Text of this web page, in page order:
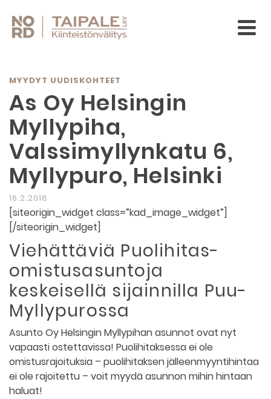
MYYDYT UUDISKOHTEET
As Oy Helsingin
Myllypiha,
Valssimyllynkatu 6,
Myllypuro, Helsinki
16.2.2018
[siteorigin_widget class=”kad_image_widget”]
[/siteorigin_widget]
Viehättäviä Puolihitas-
omistusasuntoja
keskeisellä sijainnilla Puu-
Myllypurossa
Asunto Oy Helsingin Myllypihan asunnot ovat nyt
vapaasti ostettavissa! Puolihitaksessa ei ole
omistusrajoituksia – puolihitaksen jälleenmyyntihintaa
ei ole rajoitettu – voit myydä asunnon mihin hintaan
haluat!